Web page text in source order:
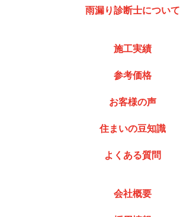
雨漏り診断士について
施工実績
参考価格
お客様の声
住まいの豆知識
よくある質問
会社概要